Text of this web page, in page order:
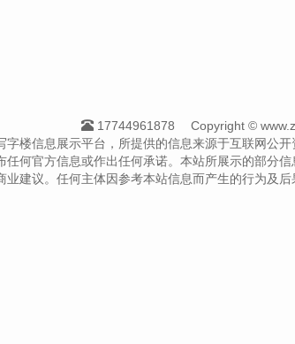
17744961878
Copyright ©
字楼信息展示平台，所提供的信息来源于互联网公
任何官方信息或作出任何承诺。本站所展示的部分
业建议。任何主体因参考本站信息而产生的行为及